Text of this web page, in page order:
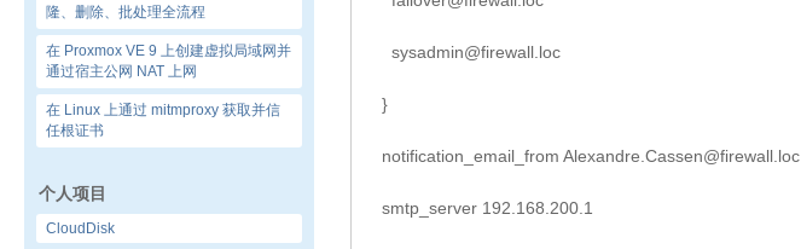
隆、删除、批处理全流程
在 Proxmox VE 9 上创建虚拟局域网并
通过宿主公网 NAT 上网
在 Linux 上通过 mitmproxy 获取并信
任根证书
个人项目
CloudDisk
sysadmin@firewall.loc
}
notification_email_from Alexandre.Cassen@firewall.loc
smtp_server 192.168.200.1